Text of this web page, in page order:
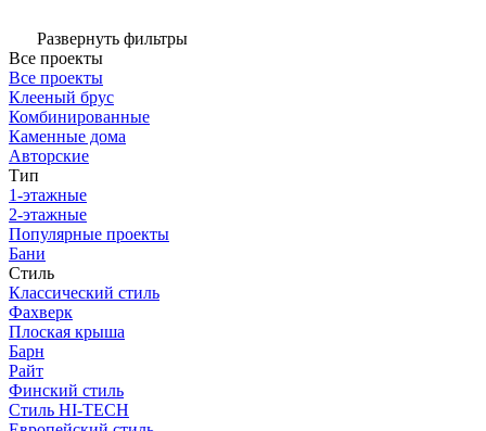
Развернуть фильтры
Все проекты
Все проекты
Клееный брус
Комбинированные
Каменные дома
Авторские
Тип
1-этажные
2-этажные
Популярные проекты
Бани
Стиль
Классический стиль
Фахверк
Плоская крыша
Барн
Райт
Финский стиль
Стиль HI-TECH